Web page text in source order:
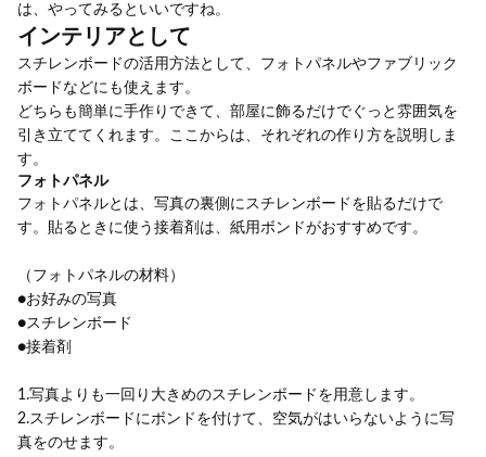
は、やってみるといいですね。
インテリアとして
スチレンボードの活用方法として、フォトパネルやファブリック
ボードなどにも使えます。
どちらも簡単に手作りできて、部屋に飾るだけでぐっと雰囲気を
引き立ててくれます。ここからは、それぞれの作り方を説明しま
す。
フォトパネル
フォトパネルとは、写真の裏側にスチレンボードを貼るだけで
す。貼るときに使う接着剤は、紙用ボンドがおすすめです。
（フォトパネルの材料）
●お好みの写真
●スチレンボード
●接着剤
1.写真よりも一回り大きめのスチレンボードを用意します。
2.スチレンボードにボンドを付けて、空気がはいらないように写
真をのせます。